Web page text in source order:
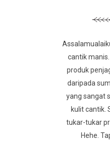
cantik
produk
daripada
yang sangat
kulit cantik.
tukar-tukar
Hehe.